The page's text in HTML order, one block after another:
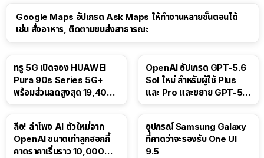
Google Maps อัปเกรด Ask Maps ให้ทำงานหลายขั้นตอนได้
เช่น สั่งอาหาร, ติดตามขนส่งสาธารณะ
ทรู 5G เปิดจอง HUAWEI
Pura 90s Series 5G+
พร้อมส่วนลดสูงสุด 19,400
OpenAI อัปเกรด GPT-5.6
Sol ใหม่ สำหรับผู้ใช้ Plus
และ Pro และขยาย GPT-5.6
ลือ! ลำโพง AI ตัวใหม่จาก
OpenAI ขนาดเท่าลูกฮอกกี้
คาดราคาเริ่มราว 10,000
อุปกรณ์ Samsung Galaxy
ที่คาดว่าจะรองรับ One UI
9.5